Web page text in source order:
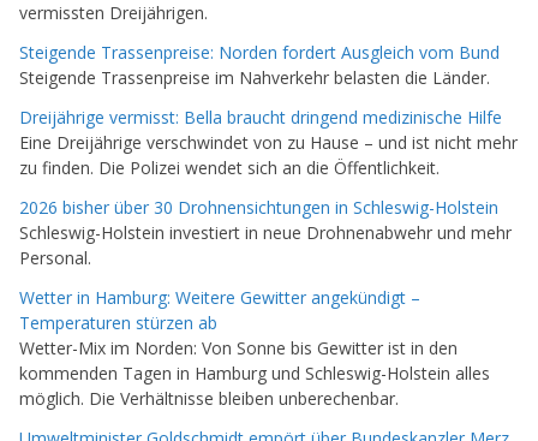
vermissten Dreijährigen.
Steigende Trassenpreise: Norden fordert Ausgleich vom Bund
Steigende Trassenpreise im Nahverkehr belasten die Länder.
Dreijährige vermisst: Bella braucht dringend medizinische Hilfe
Eine Dreijährige verschwindet von zu Hause – und ist nicht mehr
zu finden. Die Polizei wendet sich an die Öffentlichkeit.
2026 bisher über 30 Drohnensichtungen in Schleswig-Holstein
Schleswig-Holstein investiert in neue Drohnenabwehr und mehr
Personal.
Wetter in Hamburg: Weitere Gewitter angekündigt –
Temperaturen stürzen ab
Wetter-Mix im Norden: Von Sonne bis Gewitter ist in den
kommenden Tagen in Hamburg und Schleswig-Holstein alles
möglich. Die Verhältnisse bleiben unberechenbar.